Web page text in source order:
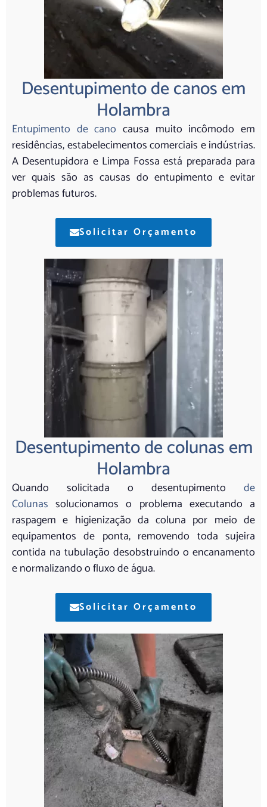
Desentupimento de canos em
Holambra
Entupimento de cano causa muito incômodo em
residências, estabelecimentos comerciais e indústrias.
A Desentupidora e Limpa Fossa está preparada para
ver quais são as causas do entupimento e evitar
problemas futuros.
Solicitar Orçamento
Desentupimento de colunas em
Holambra
Quando solicitada o desentupimento de
Colunas solucionamos o problema executando a
raspagem e higienização da coluna por meio de
equipamentos de ponta, removendo toda sujeira
contida na tubulação desobstruindo o encanamento
e normalizando o fluxo de água.
Solicitar Orçamento